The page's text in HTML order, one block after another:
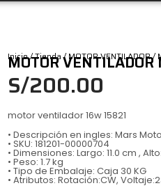
Inicio/Tienda/MOTOR VENTILADOR/
MOTOR
S/200.00
motor ventilador 16w 15821
• Descripción en ingles: Mars
• SKU: 181201-00000704
• Dimensiones: Largo: 11.0 cm ,
• Peso: 1.7 kg
• Tipo de Embalaje: Caja 30 KG
• Atributos: Rotación:CW,